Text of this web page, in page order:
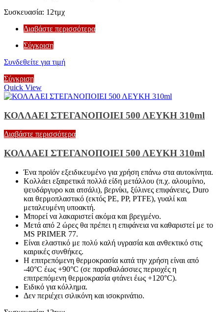
Συσκευασία: 12τμχ
Διαβάστε περισσότερα
Σύγκριση
Συνδεθείτε για τιμή
Σύγκριση
Quick View
ΚΟΛΛΑΕΙ ΣΤΕΓΑΝΟΠΟΙΕΙ 500 ΛΕΥΚΗ 310ml
Διαβάστε περισσότερα
ΚΟΛΛΑΕΙ ΣΤΕΓΑΝΟΠΟΙΕΙ 500 ΛΕΥΚΗ 310ml
Ένα προϊόν εξειδικευμένο για χρήση επάνω στα αυτοκίνητα.
Κολλάει εξαιρετικά πολλά είδη μετάλλου (π.χ. αλουμίνιο,
ψευδάργυρο και ατσάλι), βερνίκι, ξύλινες επιφάνειες, Duro
και θερμοπλαστικό (εκτός PE, PP, PTFE), γυαλί και
μεταλευμένη υποακτή.
Μπορεί να λακαριστεί ακόμα και βρεγμένο.
Μετά από 2 ώρες θα πρέπει η επιφάνεια να καθαριστεί με το
MS PRIMER 77.
Είναι ελαστικό με πολύ καλή υγρασία και ανθεκτικό στις
καιρικές συνθήκες.
Η επιτρεπόμενη θερμοκρασία κατά την χρήση είναι από
-40°C έως +90°C (σε παραθαλάσσιες περιοχές η
επιτρεπόμενη θερμοκρασία φτάνει έως +120°C).
Ειδικό για κόλλημα.
Δεν περιέχει σιλικόνη και ισοκρινάτιο.